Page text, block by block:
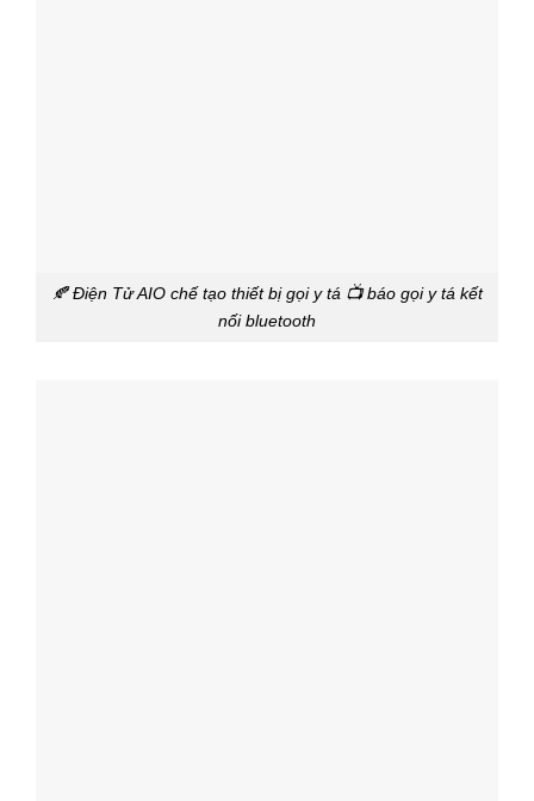
🍂 Điện Tử AIO chế tạo thiết bị gọi y tá 📺 báo gọi y tá kết
nối bluetooth